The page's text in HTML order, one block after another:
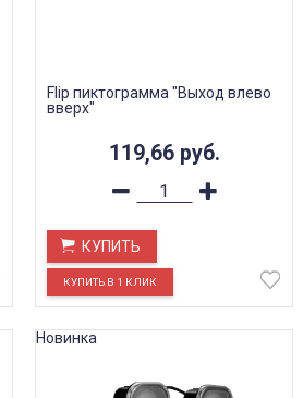
Flip пиктограмма "Выход влево
вверх"
119,66 руб.
КУПИТЬ
Новинка